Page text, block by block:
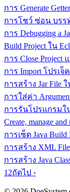
การ Generate
การโชว์ ซ่อน บรร
การ Debugging a
Build Project ใน
การ Close Project
การ Import โปรเจ็
การสร้าง Jar File ใ
การใส่ค่า
การรันโปรแกรมใ
Create, manage
การเซ็ต Java Build
การสร้าง XML
การสร้าง Java
1 2ถัดไป ›